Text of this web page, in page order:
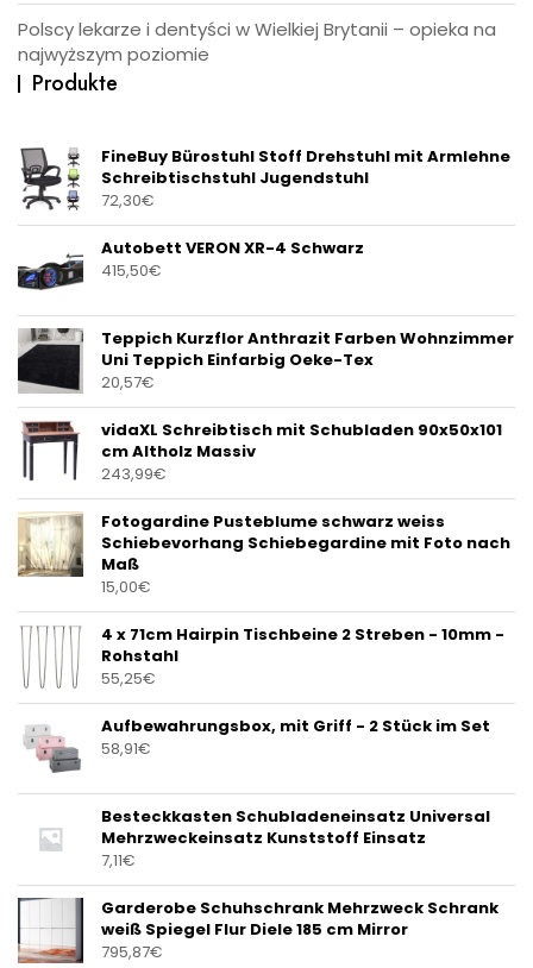
Polscy lekarze i dentyści w Wielkiej Brytanii – opieka na
najwyższym poziomie
Produkte
FineBuy Bürostuhl Stoff Drehstuhl mit Armlehne
Schreibtischstuhl Jugendstuhl
72,30€
Autobett VERON XR-4 Schwarz
415,50€
Teppich Kurzflor Anthrazit Farben Wohnzimmer
Uni Teppich Einfarbig Oeke-Tex
20,57€
vidaXL Schreibtisch mit Schubladen 90x50x101
cm Altholz Massiv
243,99€
Fotogardine Pusteblume schwarz weiss
Schiebevorhang Schiebegardine mit Foto nach
Maß
15,00€
4 x 71cm Hairpin Tischbeine 2 Streben - 10mm -
Rohstahl
55,25€
Aufbewahrungsbox, mit Griff - 2 Stück im Set
58,91€
Besteckkasten Schubladeneinsatz Universal
Mehrzweckeinsatz Kunststoff Einsatz
7,11€
Garderobe Schuhschrank Mehrzweck Schrank
weiß Spiegel Flur Diele 185 cm Mirror
795,87€